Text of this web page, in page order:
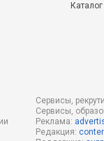
Сервисы,
Сервисы,
Реклама:
Редакция: